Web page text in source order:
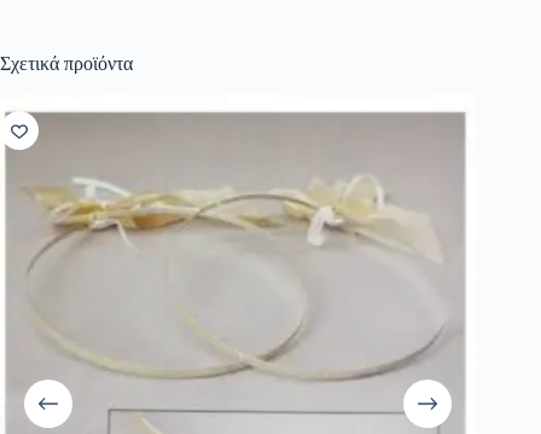
Σχετικά προϊόντα